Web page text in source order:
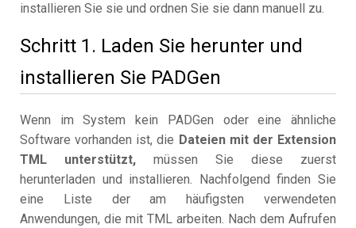
installieren Sie sie und ordnen Sie sie dann manuell zu.
Schritt 1. Laden Sie herunter und
installieren Sie PADGen
Wenn im System kein PADGen oder eine ähnliche
Software vorhanden ist, die Dateien mit der Extension
TML unterstützt, müssen Sie diese zuerst
herunterladen und installieren. Nachfolgend finden Sie
eine Liste der am häufigsten verwendeten
Anwendungen, die mit TML arbeiten. Nach dem Aufrufen